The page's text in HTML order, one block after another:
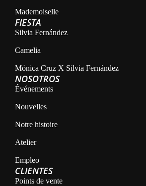
Mademoiselle
FIESTA
Silvia Fernández
Camelia
Mónica Cruz X Silvia Fernández
NOSOTROS
Événements
Nouvelles
Notre histoire
Atelier
Empleo
CLIENTES
Points de vente